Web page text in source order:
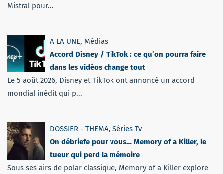
Mistral pour...
A LA UNE, Médias
Accord Disney / TikTok : ce qu’on pourra faire
dans les vidéos change tout
Le 5 août 2026, Disney et TikTok ont annoncé un accord
mondial inédit qui p...
DOSSIER - THEMA, Séries Tv
On débriefe pour vous… Memory of a Killer, le
tueur qui perd la mémoire
Sous ses airs de polar classique, Memory of a Killer explore